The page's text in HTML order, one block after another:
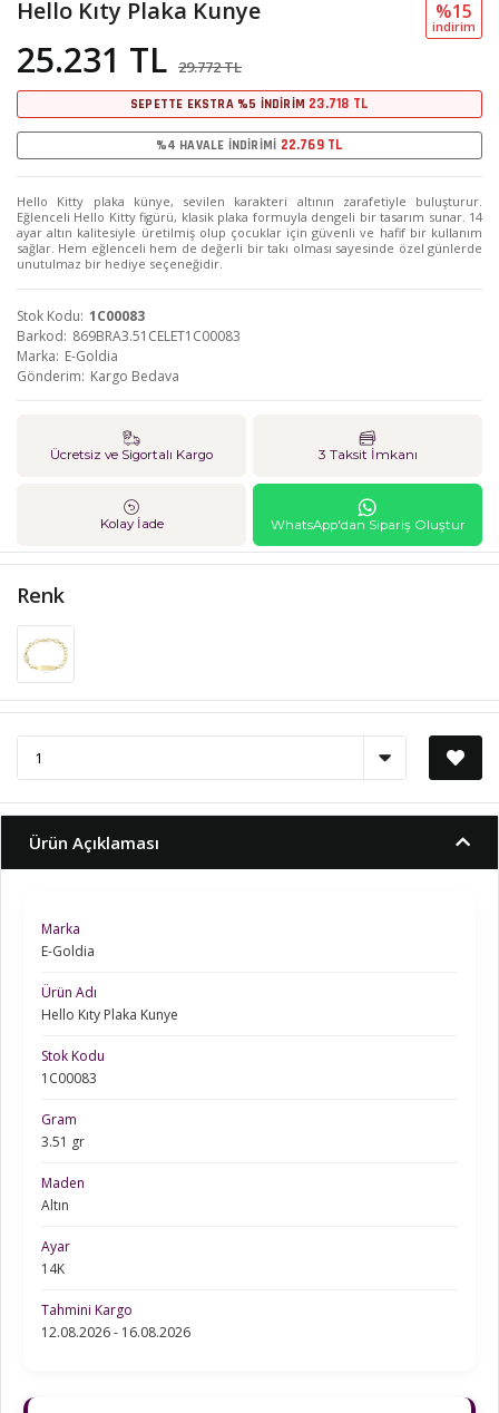
Hello Kıty Plaka Kunye
25.231 TL 29.772 TL
%15
i̇ndi̇ri̇m
SEPETTE EKSTRA %5 İNDİRİM 23.718 TL
%4 HAVALE İNDİRİMİ 22.769 TL
Hello Kitty plaka künye, sevilen karakteri altının zarafetiyle buluşturur.
Eğlenceli Hello Kitty figürü, klasik plaka formuyla dengeli bir tasarım sunar. 14
ayar altın kalitesiyle üretilmiş olup çocuklar için güvenli ve hafif bir kullanım
sağlar. Hem eğlenceli hem de değerli bir takı olması sayesinde özel günlerde
unutulmaz bir hediye seçeneğidir.
Stok Kodu 1C00083
Barkod 869BRA3.51CELET1C00083
Marka E-Goldia
Gönderim Kargo Bedava
Ücretsiz ve Sigortalı Kargo 3 Taksit İmkanı
Kolay İade WhatsApp'dan Sipariş Oluştur
Renk
Ürün Açıklaması
Marka
E-Goldia
Ürün Adı
Hello Kıty Plaka Kunye
Stok Kodu
1C00083
Gram
3.51 gr
Maden
Altın
Ayar
14K
Tahmini Kargo
12.08.2026 - 16.08.2026